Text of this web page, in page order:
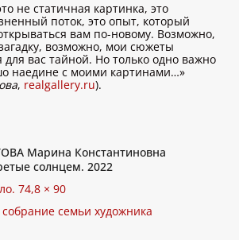
не статичная картинка, это
поток, это опыт, который
вам по-новому. Возможно,
возможно, мои сюжеты
для вас тайной. Но только одно важно
наедине с моими картинами…»
, realgallery.ru).
Марина Константиновна
солнцем. 2022
74,8 × 90
семьи художника